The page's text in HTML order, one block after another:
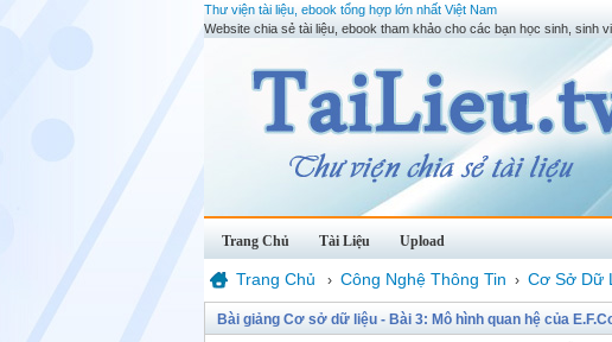
Thư viện tài liệu, ebook tổng hợp lớn nhất Việt Nam
Website chia sẻ tài liệu, ebook tham khảo cho các bạn học sinh, sinh
Trang Chủ Tài Liệu Upload
Trang Chủ › Công Nghệ Thông Tin › Cơ Sở Dữ
Bài giảng Cơ sở dữ liệu - Bài 3: Mô hình quan hệ của